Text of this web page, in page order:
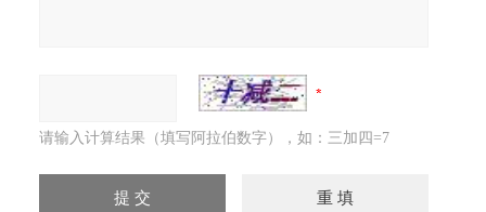
请输入计算结果（填写阿拉伯数字），如：三加四=7